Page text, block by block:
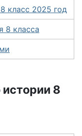
класс 2025 год
8 класса
8